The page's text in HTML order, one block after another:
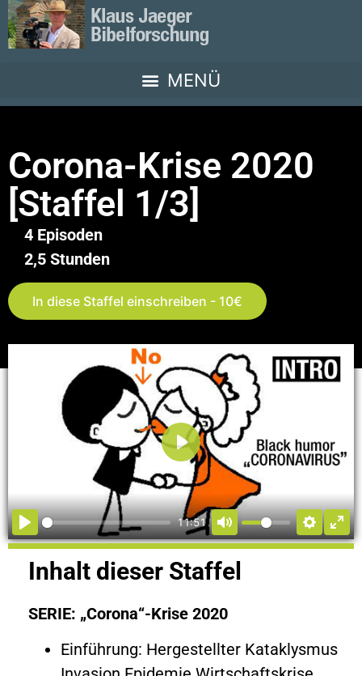
Corona-Krise 2020
[Staffel 1/3]
4 Episoden
2,5 Stunden
In diese Staffel einschreiben - 10€
11:51
Abspielen
Inhalt dieser Staffel
SERIE: „Corona“-Krise 2020
Einführung: Hergestellter Kataklysmus